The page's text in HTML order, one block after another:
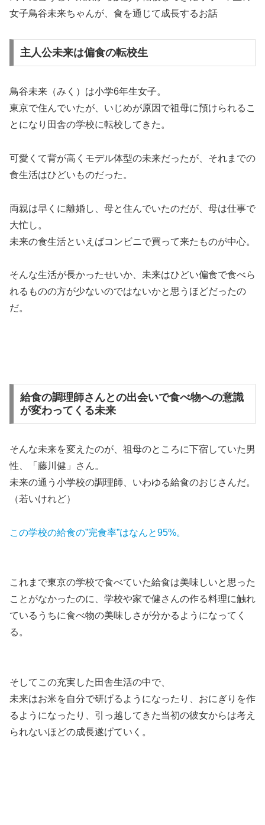
女子鳥谷未来ちゃんが、食を通じて成長するお話
主人公未来は偏食の転校生
鳥谷未来（みく）は小学6年生女子。
東京で住んでいたが、いじめが原因で祖母に預けられるこ
とになり田舎の学校に転校してきた。
可愛くて背が高くモデル体型の未来だったが、それまでの
食生活はひどいものだった。
両親は早くに離婚し、母と住んでいたのだが、母は仕事で
大忙し。
未来の食生活といえばコンビニで買って来たものが中心。
そんな生活が長かったせいか、未来はひどい偏食で食べら
れるものの方が少ないのではないかと思うほどだったの
だ。
給食の調理師さんとの出会いで食べ物への意識
が変わってくる未来
そんな未来を変えたのが、祖母のところに下宿していた男
性、「藤川健」さん。
未来の通う小学校の調理師、いわゆる給食のおじさんだ。
（若いけれど）
この学校の給食の”完食率”はなんと95%。
これまで東京の学校で食べていた給食は美味しいと思った
ことがなかったのに、学校や家で健さんの作る料理に触れ
ているうちに食べ物の美味しさが分かるようになってく
る。
そしてこの充実した田舎生活の中で、
未来はお米を自分で研げるようになったり、おにぎりを作
るようになったり、引っ越してきた当初の彼女からは考え
られないほどの成長遂げていく。